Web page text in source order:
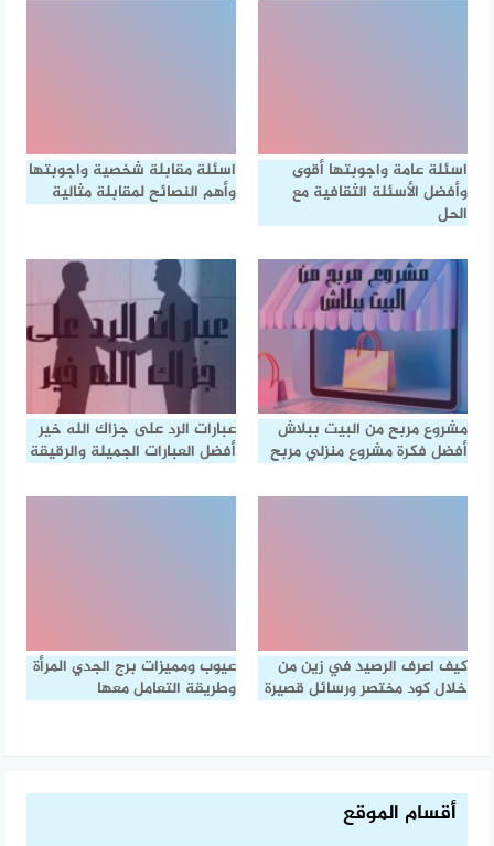
اسئلة عامة واجوبتها أقوى
وأفضل الأسئلة الثقافية مع
الحل
اسئلة مقابلة شخصية واجوبتها
وأهم النصائح لمقابلة مثالية
مشروع مربح من البيت ببلاش
أفضل فكرة مشروع منزلي مربح
عبارات الرد على جزاك الله خير
أفضل العبارات الجميلة والرقيقة
كيف اعرف الرصيد في زين من
خلال كود مختصر ورسائل قصيرة
عيوب ومميزات برج الجدي المرأة
وطريقة التعامل معها
أقسام الموقع